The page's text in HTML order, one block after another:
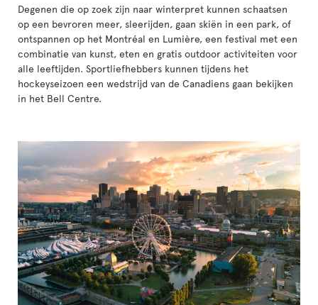
Degenen die op zoek zijn naar winterpret kunnen schaatsen
op een bevroren meer, sleerijden, gaan skiën in een park, of
ontspannen op het Montréal en Lumière, een festival met een
combinatie van kunst, eten en gratis outdoor activiteiten voor
alle leeftijden. Sportliefhebbers kunnen tijdens het
hockeyseizoen een wedstrijd van de Canadiens gaan bekijken
in het Bell Centre.